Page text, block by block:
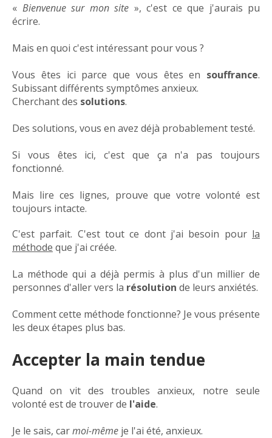
« Bienvenue sur mon site », c'est ce que j'aurais pu
écrire.
Mais en quoi c'est intéressant pour vous ?
Vous êtes ici parce que vous êtes en souffrance.
Subissant différents symptômes anxieux.
Cherchant des solutions.
Des solutions, vous en avez déjà probablement testé.
Si vous êtes ici, c'est que ça n'a pas toujours
fonctionné.
Mais lire ces lignes, prouve que votre volonté est
toujours intacte.
C'est parfait. C'est tout ce dont j'ai besoin pour la
méthode que j'ai créée.
La méthode qui a déjà permis à plus d'un millier de
personnes d'aller vers la résolution de leurs anxiétés.
Comment cette méthode fonctionne? Je vous présente
les deux étapes plus bas.
Accepter la main tendue
Quand on vit des troubles anxieux, notre seule
volonté est de trouver de l'aide.
Je le sais, carmoi-même je l'ai été, anxieux.